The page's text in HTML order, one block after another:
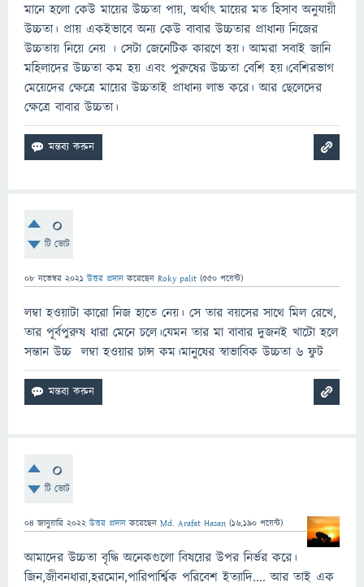
মানে হলো কেউ মায়ের উচ্চতা পায়, অর্থাৎ মায়ের মত হিসাব অনুযায়ী
উচ্চতা। প্রায় একইভাবে অন্য কেউ বাবার উচ্চতার প্রাধান্য নিজের
উচ্চতায় নিয়ে নেয় । সেটা জেনেটিক কারণে হয়। আমরা সবাই জানি
মহিলাদের উচ্চতা কম হয় এবং পুরুষের উচ্চতা বেশি হয়।বেশিরভাগ
মেয়েদের ক্ষেত্রে মায়ের উচ্চতাই প্রাধান্য লাভ করে। আর ছেলেদের
ক্ষেত্রে বাবার উচ্চতা।
0
টি ভোট
08 নভেম্বর 2021 উত্তর প্রদান করেছেন Roky palit (550 পয়েন্ট)
লম্বা হওয়াটা কারো নিজ হাতে নেয়। সে তার বয়সের সাথে মিল রেখে,
তার পূর্বপুরুষ ধারা মেনে চলে।যেমন তার মা বাবার দুজনই খাটো হলে
সন্তান উচ্চ লম্বা হওয়ার চান্স কম।মানুষের স্বাভাবিক উচ্চতা ৬ ফুট
0
টি ভোট
04 জানুয়ারি 2022 উত্তর প্রদান করেছেন Md. Arafat Hasan (16,190 পয়েন্ট)
আমাদের উচ্চতা বৃদ্ধি অনেকগুলো বিষয়ের উপর নির্ভর করে।
জিন,জীবনধারা,হরমোন,পারিপার্শ্বিক পরিবেশ ইত্যাদি.... আর তাই এক